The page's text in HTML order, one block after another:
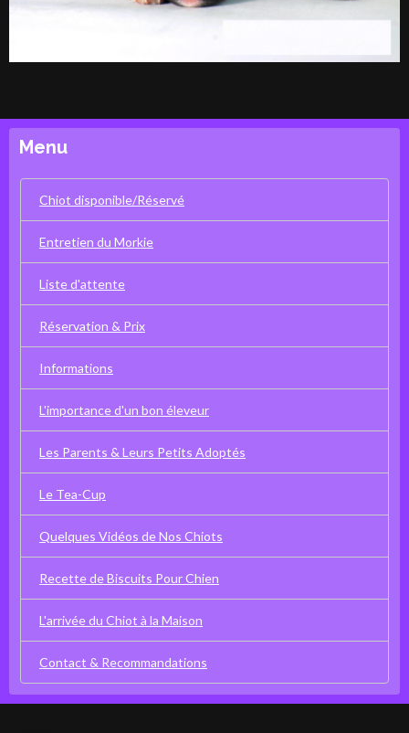
Menu
Chiot disponible/Réservé
Entretien du Morkie
Liste d'attente
Réservation & Prix
Informations
L'importance d'un bon éleveur
Les Parents & Leurs Petits Adoptés
Le Tea-Cup
Quelques Vidéos de Nos Chiots
Recette de Biscuits Pour Chien
L'arrivée du Chiot à la Maison
Contact & Recommandations